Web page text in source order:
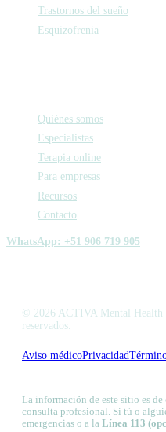
Trastornos del sueño
Esquizofrenia
Quiénes somos
Especialistas
Terapia online
Para empresas
Recursos
Contacto
WhatsApp: +51 906 719 905
© 2026 ACTIVA Mental Health
reservados.
Aviso médicoPrivacidad
La información de este sitio es
consulta profesional. Si tú o
emergencias o a la Línea 113